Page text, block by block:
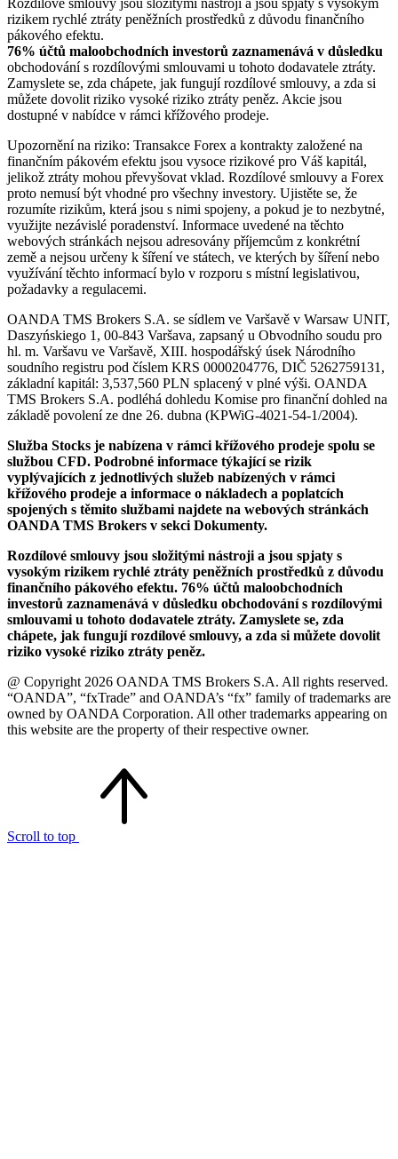
rizikem rychlé ztráty peněžních prostředků z důvodu finančního
pákového efektu.
76% účtů maloobchodních investorů zaznamenává v důsledku
obchodování s rozdílovými smlouvami u tohoto dodavatele ztráty.
Zamyslete se, zda chápete, jak fungují rozdílové smlouvy, a zda si
můžete dovolit riziko vysoké riziko ztráty peněz. Akcie jsou
dostupné v nabídce v rámci křížového prodeje.
Upozornění na riziko: Transakce Forex a kontrakty založené na
finančním pákovém efektu jsou vysoce rizikové pro Váš kapitál,
jelikož ztráty mohou převyšovat vklad. Rozdílové smlouvy a Forex
proto nemusí být vhodné pro všechny investory. Ujistěte se, že
rozumíte rizikům, která jsou s nimi spojeny, a pokud je to nezbytné,
využijte nezávislé poradenství. Informace uvedené na těchto
webových stránkách nejsou adresovány příjemcům z konkrétní
země a nejsou určeny k šíření ve státech, ve kterých by šíření nebo
využívání těchto informací bylo v rozporu s místní legislativou,
požadavky a regulacemi.
OANDA TMS Brokers S.A. se sídlem ve Varšavě v Warsaw UNIT,
Daszyńskiego 1, 00-843 Varšava, zapsaný u Obvodního soudu pro
hl. m. Varšavu ve Varšavě, XIII. hospodářský úsek Národního
soudního registru pod číslem KRS 0000204776, DIČ 5262759131,
základní kapitál: 3,537,560 PLN splacený v plné výši. OANDA
TMS Brokers S.A. podléhá dohledu Komise pro finanční dohled na
základě povolení ze dne 26. dubna (KPWiG-4021-54-1/2004).
Služba Stocks je nabízena v rámci křížového prodeje spolu se
službou CFD. Podrobné informace týkající se rizik
vyplývajících z jednotlivých služeb nabízených v rámci
křížového prodeje a informace o nákladech a poplatcích
spojených s těmito službami najdete na webových stránkách
OANDA TMS Brokers v sekci Dokumenty.
Rozdílové smlouvy jsou složitými nástroji a jsou spjaty s
vysokým rizikem rychlé ztráty peněžních prostředků z důvodu
finančního pákového efektu. 76% účtů maloobchodních
investorů zaznamenává v důsledku obchodování s rozdílovými
smlouvami u tohoto dodavatele ztráty. Zamyslete se, zda
chápete, jak fungují rozdílové smlouvy, a zda si můžete dovolit
riziko vysoké riziko ztráty peněz.
@ Copyright 2026 OANDA TMS Brokers S.A. All rights reserved.
“OANDA”, “fxTrade” and OANDA’s “fx” family of trademarks are
owned by OANDA Corporation. All other trademarks appearing on
this website are the property of their respective owner.
Scroll to top